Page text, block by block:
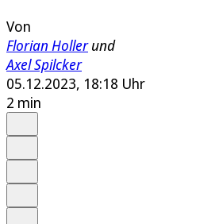
Von
Florian Hollerund
Axel Spilcker
05.12.2023, 18:18 Uhr
2 min